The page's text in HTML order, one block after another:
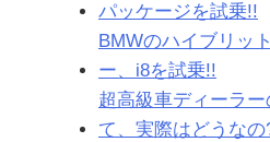
パッケージを試乗!!
BMWのハイブリッ
ー、i8を試乗!!
超高級車ディーラ
て、実際はどうなの